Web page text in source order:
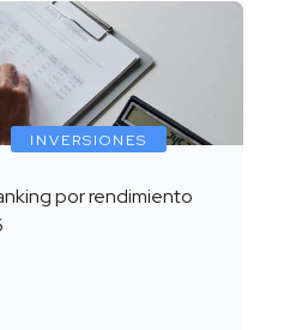
INVERSIONES
por rendimiento